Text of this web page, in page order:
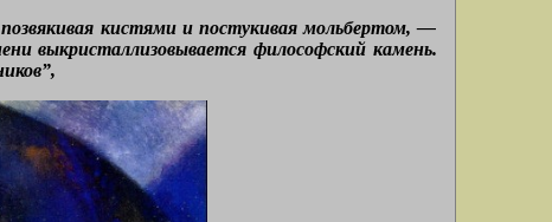
кистями и постукивая мольбертом, —
выкристаллизовывается философский камень.